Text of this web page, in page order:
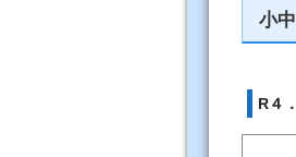
小
R４